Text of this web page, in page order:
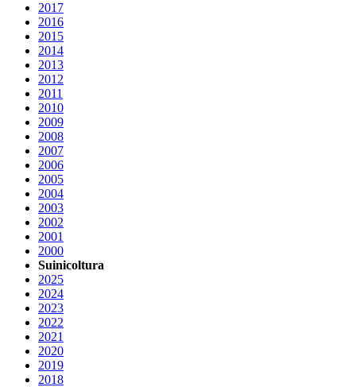
2017
2016
2015
2014
2013
2012
2011
2010
2009
2008
2007
2006
2005
2004
2003
2002
2001
2000
Suinicoltura
2025
2024
2023
2022
2021
2020
2019
2018